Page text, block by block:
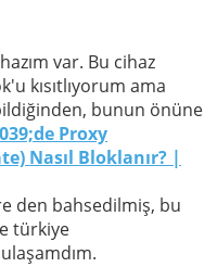
var. Bu cihaz
kısıtlıyorum ama
bunun önüne
Proxy
Nasıl Bloklanır? |
den bahsedilmiş, bu
türkiye